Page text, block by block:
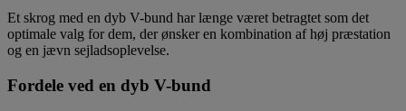
Et skrog med en dyb V-bund har længe været betragtet som det
optimale valg for dem, der ønsker en kombination af høj præstation
og en jævn sejladsoplevelse.
Fordele ved en dyb V-bund